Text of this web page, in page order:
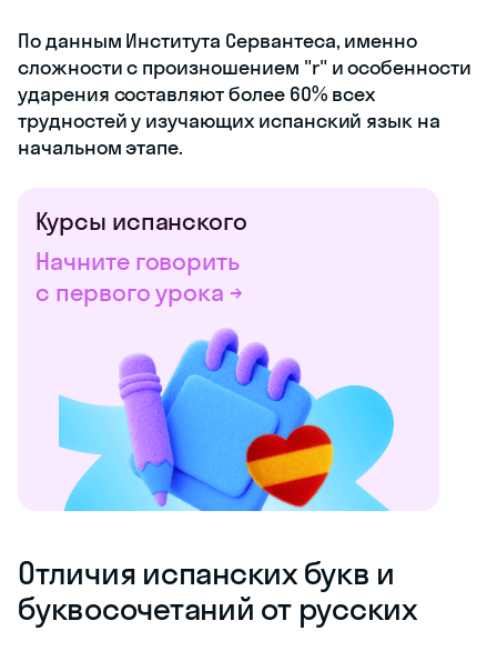
По данным Института Сервантеса, именно
сложности с произношением "r" и особенности
ударения составляют более 60% всех
трудностей у изучающих испанский язык на
начальном этапе.
Курсы испанского
Начните говорить
с первого урока →
Отличия испанских букв и
буквосочетаний от русских